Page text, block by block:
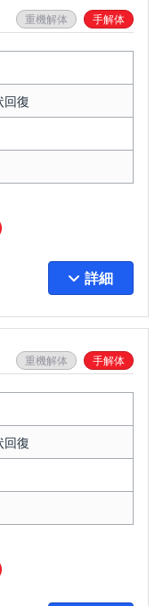
重機解体 手解体
回復
詳細
重機解体 手解体
回復